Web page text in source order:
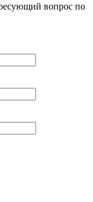
вопрос по